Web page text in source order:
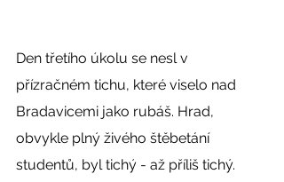
Den třetího úkolu se nesl v
přízračném tichu, které viselo nad
Bradavicemi jako rubáš. Hrad,
obvykle plný živého štěbetání
studentů, byl tichý - až příliš tichý.